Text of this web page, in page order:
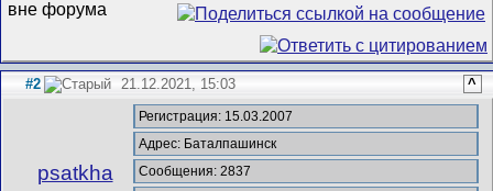
#2 21.12.2021, 15:03 ^
psatkha
Регистрация: 15.03.2007
Адрес: Баталпашинск
Сообщения: 2837